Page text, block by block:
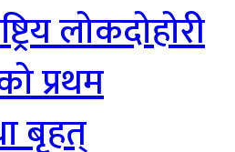
लोकदोहोरी
प्रथम
बृहत्